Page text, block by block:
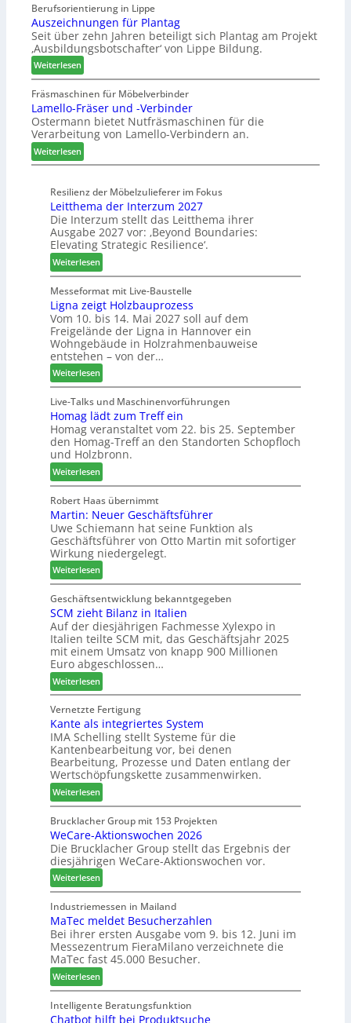
l
e
n
a
u
s
e
f
ü
r
W
e
m
h
ö
n
e
r
c
h
e
n
s
t
a
u
r
a
m
S
o
r
t
i
m
e
n
t
Berufsorientierung in Lippe
Auszeichnungen für Plantag
Seit über zehn Jahren beteiligt sich Plantag am Projekt
‚Ausbildungsbotschafter‘ von Lippe Bildung.
Weiterlesen:
A
u
s
z
e
c
n
u
n
g
e
n
f
ü
r
P
l
a
n
t
a
g
Fräsmaschinen für Möbelverbinder
Lamello-Fräser und -Verbinder
Ostermann bietet Nutfräsmaschinen für die
Verarbeitung von Lamello-Verbindern an.
Weiterlesen:
L
m
e
l
l
o
-
F
r
ä
s
e
r
u
n
d
-
V
e
r
b
i
n
d
e
r
Resilienz der Möbelzulieferer im Fokus
Leitthema der Interzum 2027
Die Interzum stellt das Leitthema ihrer
Ausgabe 2027 vor: ‚Beyond Boundaries:
Elevating Strategic Resilience‘.
Weiterlesen:
L
e
i
t
t
h
e
m
a
d
e
r
I
n
t
e
r
z
u
m
2
0
2
7
Messeformat mit Live-Baustelle
Ligna zeigt Holzbauprozess
Vom 10. bis 14. Mai 2027 soll auf dem
Freigelände der Ligna in Hannover ein
Wohngebäude in Holzrahmenbauweise
entstehen – von der…
Weiterlesen:
L
i
g
n
a
z
e
i
g
t
H
o
l
z
b
a
u
p
r
o
z
e
s
s
Live-Talks und Maschinenvorführungen
Homag lädt zum Treff ein
Homag veranstaltet vom 22. bis 25. September
den Homag-Treff an den Standorten Schopfloch
und Holzbronn.
Weiterlesen:
H
o
m
a
g
l
ä
d
t
z
u
m
T
r
e
f
f
e
i
n
Robert Haas übernimmt
Martin: Neuer Geschäftsführer
Uwe Schiemann hat seine Funktion als
Geschäftsführer von Otto Martin mit sofortiger
Wirkung niedergelegt.
Weiterlesen:
M
a
r
t
n
:
N
e
u
e
r
G
e
s
c
h
ä
f
t
s
f
ü
h
r
e
r
Geschäftsentwicklung bekanntgegeben
SCM zieht Bilanz in Italien
Auf der diesjährigen Fachmesse Xylexpo in
Italien teilte SCM mit, das Geschäftsjahr 2025
mit einem Umsatz von knapp 900 Millionen
Euro abgeschlossen…
Weiterlesen:
S
C
M
z
i
e
h
t
B
i
l
a
n
z
i
n
I
t
a
l
i
e
n
Vernetzte Fertigung
Kante als integriertes System
IMA Schelling stellt Systeme für die
Kantenbearbeitung vor, bei denen
Bearbeitung, Prozesse und Daten entlang der
Wertschöpfungskette zusammenwirken.
Weiterlesen:
K
a
n
t
e
l
s
i
n
t
e
r
i
e
Brucklacher Group mit 153 Projekten
WeCare-Aktionswochen 2026
Die Brucklacher Group stellt das Ergebnis der
diesjährigen WeCare-Aktionswochen vor.
Weiterlesen:
W
e
C
a
r
e
-
A
k
t
Industriemessen in Mailand
MaTec meldet Besucherzahlen
Bei ihrer ersten Ausgabe vom 9. bis 12. Juni im
Messezentrum FieraMilano verzeichnete die
MaTec fast 45.000 Besucher.
Weiterlesen:
M
a
T
Intelligente Beratungsfunktion
Chatbot hilft bei Produktsuche